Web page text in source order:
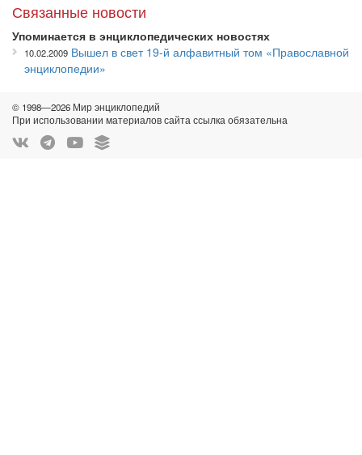
Связанные новости
Упоминается в энциклопедических новостях
10.02.2009 Вышел в свет 19-й алфавитный том «Православной
энциклопедии»
© 1998—2026 Мир энциклопедий
При использовании материалов сайта ссылка обязательна